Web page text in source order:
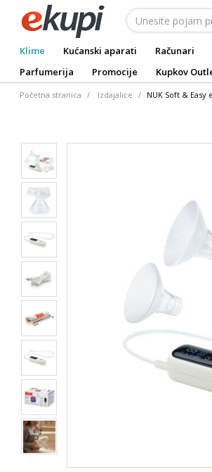
Klime Kućanski aparati Računari
Parfumerija
Promocije Kupkov
Početna stranica Izdajalice NUK Soft &